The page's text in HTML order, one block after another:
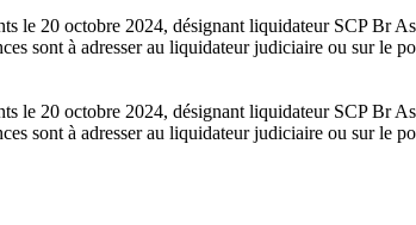
le 20 octobre 2024, désignant liquidateur SCP Br
sont à adresser au liquidateur judiciaire ou sur le
le 20 octobre 2024, désignant liquidateur SCP Br
sont à adresser au liquidateur judiciaire ou sur le